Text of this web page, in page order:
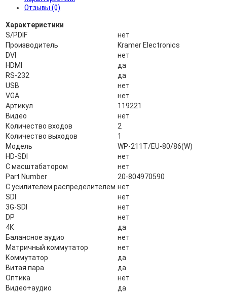
Отзывы (0)
Характеристики
S/PDIF
нет
Производитель
Kramer Electronics
DVI
нет
HDMI
да
RS-232
да
USB
нет
VGA
нет
Артикул
119221
Видео
нет
Количество входов
2
Количество выходов
1
Модель
WP-211T/EU-80/86(W)
HD-SDI
нет
С масштабатором
нет
Part Number
20-804970590
С усилителем распределителем нет
SDI
нет
3G-SDI
нет
DP
нет
4К
да
Балансное аудио
нет
Матричный коммутатор
нет
Коммутатор
да
Витая пара
да
Оптика
нет
Видео+аудио
да